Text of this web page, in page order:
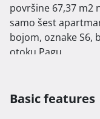
površine 67,37 m2
samo šest
bojom, oznake S6,
otoku Pagu.
Povljane, 400 m
Basic features